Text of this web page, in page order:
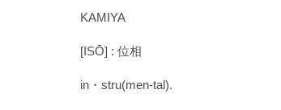
KAMIYA
[ISŌ] : 位相
in・stru(men-tal).